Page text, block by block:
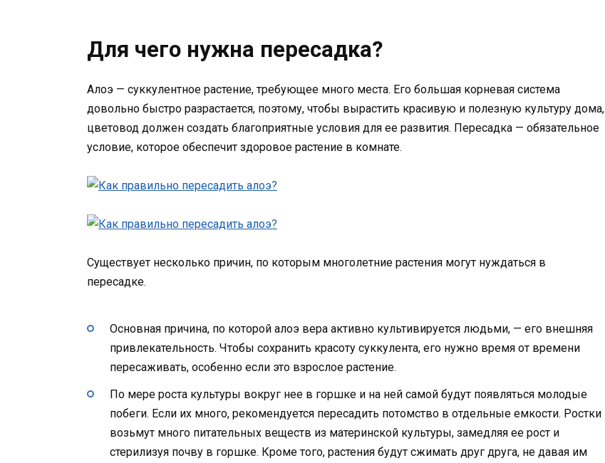
Для чего нужна пересадка?
Алоэ — суккулентное растение, требующее много места. Его большая корневая система
довольно быстро разрастается, поэтому, чтобы вырастить красивую и полезную культуру дома,
цветовод должен создать благоприятные условия для ее развития. Пересадка — обязательное
условие, которое обеспечит здоровое растение в комнате.
Существует несколько причин, по которым многолетние растения могут нуждаться в
пересадке.
Основная причина, по которой алоэ вера активно культивируется людьми, — его внешняя
привлекательность. Чтобы сохранить красоту суккулента, его нужно время от времени
пересаживать, особенно если это взрослое растение.
По мере роста культуры вокруг нее в горшке и на ней самой будут появляться молодые
побеги. Если их много, рекомендуется пересадить потомство в отдельные емкости. Ростки
возьмут много питательных веществ из материнской культуры, замедляя ее рост и
стерилизуя почву в горшке. Кроме того, растения будут сжимать друг друга, не давая им